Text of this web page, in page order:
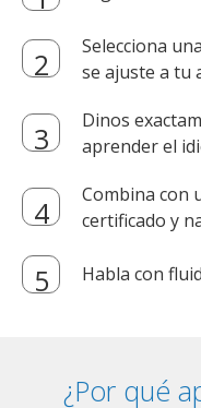
Selecciona
se ajuste a tu
Dinos
aprender el
Combina con
certificado y
Habla con
¿Por qué